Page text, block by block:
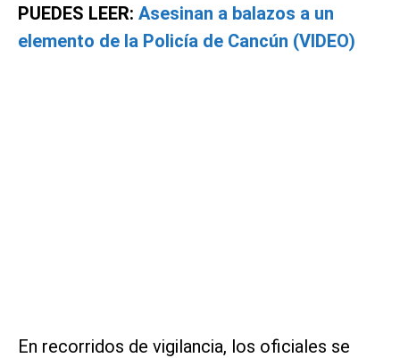
PUEDES LEER: Asesinan a balazos a un
elemento de la Policía de Cancún (VIDEO)
En recorridos de vigilancia, los oficiales se